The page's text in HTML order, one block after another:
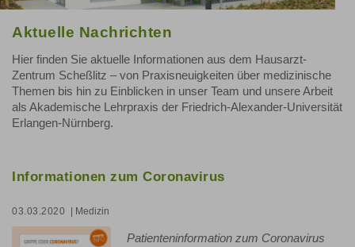
Aktuelle Nachrichten
Hier finden Sie aktuelle Informationen aus dem Hausarzt-
Zentrum Scheßlitz – von Praxisneuigkeiten über medizinische
Themen bis hin zu Einblicken in unser Team und unsere Arbeit
als Akademische Lehrpraxis der Friedrich-Alexander-Universität
Erlangen-Nürnberg.
Informationen zum Coronavirus
03.03.2020 | Medizin
Patienteninformation zum Coronavirus